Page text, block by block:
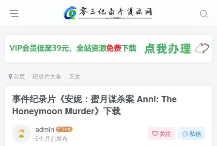
首页 纪录片大全 正文
事件纪录片《安妮：蜜月谋杀案 Anni: The
Honeymoon Murder》下载
admin
6个月前发布
关注 私信